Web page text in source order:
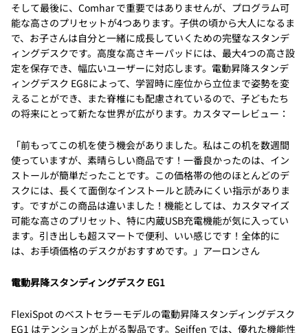
そして最後に、Comhar で重要ではありませんが、プログラム可
能な高さのプリセットが4つあります。子供の頃から大人になるま
で、お子さんは自分と一緒に成長していくための完璧なスタンデ
ィングデスクです。高度な高さキーパッドには、最大4つの高さ設
定を保存でき、幅広いユーザーに対応します。電動昇降スタンデ
ィングデスク EG8によって、学習時に座位から立位まで姿勢を変
えることができ、また脊椎にも配慮されているので、子どもたち
の将来にとって新たな世界が広がります。カスタマーレビュー：
「前もってこの机を使う機会がありました。私はこの机を数週間
使っていますが、素晴らしい商品です！一番良かったのは、イン
ストールが簡単だったことです。この価格帯の他のほとんどのデ
スクには、長くて面倒なインストールと読みにくい指示がありま
す。ですがこの商品は違いました！機能としては、カスタマイズ
可能な高さのプリセット、特に内蔵USB充電機能が気に入ってい
ます。引き出しも超スマートで便利、いい感じです！全体的に
は、お手頃価格のデスクがおすすめです。」アーロンさん
電動昇降スタンディングデスク EG1
FlexiSpot のベストセラーモデルの電動昇降スタンディングデスク
EG1 はテンションが上がる製品です。Seiffen では、優れた機能性